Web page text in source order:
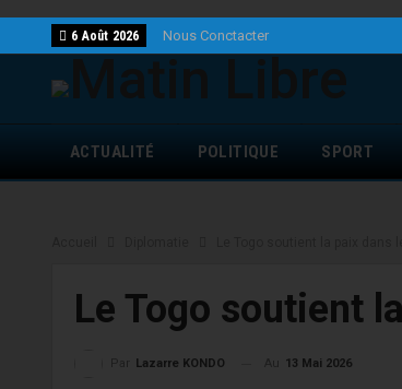
6 Août 2026 Nous Conctacter
ACTUALITÉ POLITIQUE SPORT
Le Togo soutient
Lazarre KONDO 13 Mai 2026